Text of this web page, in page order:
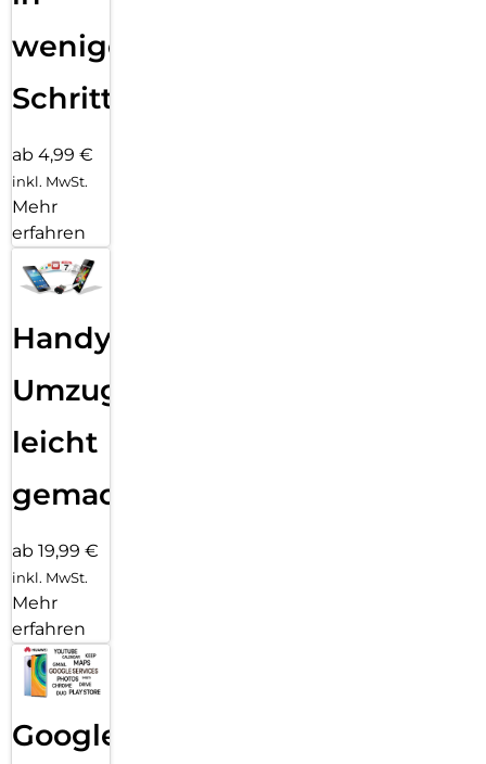
wenigen
Schritten
ab 4,99 €
inkl. MwSt.
Mehr
erfahren
Handy
Umzug
leicht
gemacht!
ab 19,99 €
inkl. MwSt.
Mehr
erfahren
Google